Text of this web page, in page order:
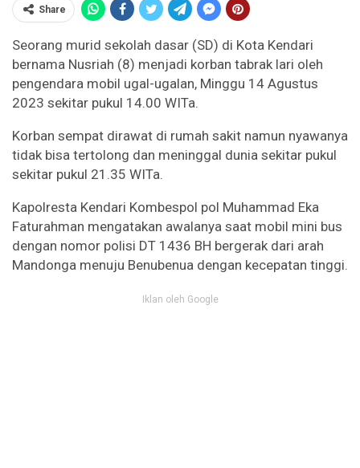
Share
Seorang murid sekolah dasar (SD) di Kota Kendari
bernama Nusriah (8) menjadi korban tabrak lari oleh
pengendara mobil ugal-ugalan, Minggu 14 Agustus
2023 sekitar pukul 14.00 WITa.
Korban sempat dirawat di rumah sakit namun nyawanya
tidak bisa tertolong dan meninggal dunia sekitar pukul
sekitar pukul 21.35 WITa.
Kapolresta Kendari Kombespol pol Muhammad Eka
Faturahman mengatakan awalanya saat mobil mini bus
dengan nomor polisi DT 1436 BH bergerak dari arah
Mandonga menuju Benubenua dengan kecepatan tinggi.
Iklan oleh Google